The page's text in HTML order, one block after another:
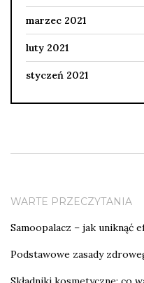
marzec 2021
luty 2021
styczeń 2021
WARTE PRZECZYTANIA
Samoopalacz – jak uniknąć
Podstawowe zasady